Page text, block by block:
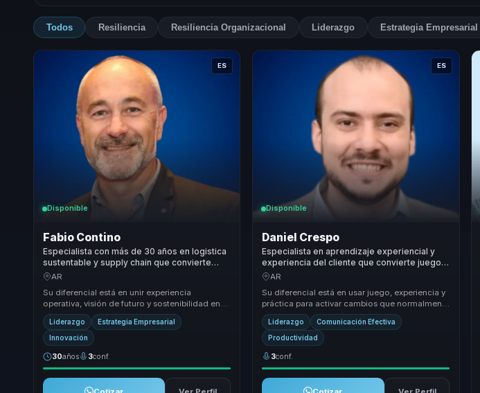
Todos Resiliencia Resiliencia Organizacional Liderazgo Estrategia Empresarial
ES
Disponible
Fabio Contino
Especialista con más de 30 años en logistica
sustentable y supply chain que convierte
operación y riesgo en ventaja competitiva
AR
Su diferencial está en unir experiencia
operativa, visión de futuro y sostenibilidad en
una misma conversación. Traduce logística,
riesgo...
Liderazgo Estrategia Empresarial
Innovación
30años 3conf.
ES
Disponible
Daniel Crespo
Especialista en aprendizaje experiencial y
experiencia del cliente que convierte juego y
práctica en liderazgo, ventas y acción real
AR
Su diferencial está en usar juego, experiencia y
práctica para activar cambios que normalmente
no se logran con una charla tradicional. H...
Liderazgo Comunicación Efectiva
Productividad
3conf.